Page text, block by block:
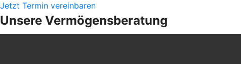
Jetzt Termin vereinbaren
Unsere Vermögensberatung